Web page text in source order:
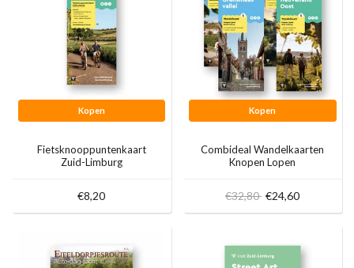
Kopen
Fietsknooppuntenkaart
Zuid-Limburg
€8,20
Kopen
Combideal Wandelkaarten
Knopen Lopen
€32,80 €24,60